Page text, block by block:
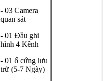
- 03 Camera
quan sát
- 01 Đầu ghi
hình 4 Kênh
- 01 ổ cứng lưu
trữ (5-7 Ngày)